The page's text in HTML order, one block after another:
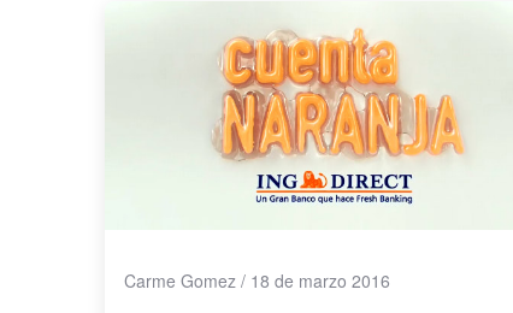
Carme Gomez / 18 de marzo 2016